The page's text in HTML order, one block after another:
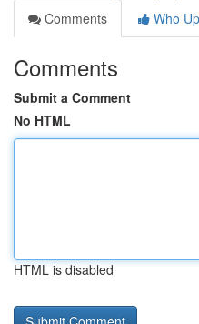
Comments
Who
Comments
Submit a Comment
No HTML
HTML is disabled